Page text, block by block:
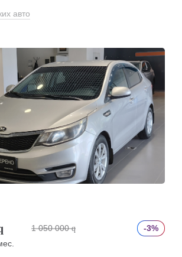
авто
1 050 000 q
-3%